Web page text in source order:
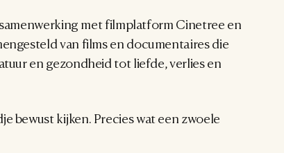
met filmplatform Cinetree en
van films en documentaires die
en gezondheid tot liefde, verlies en
bewust kijken. Precies wat een zwoele